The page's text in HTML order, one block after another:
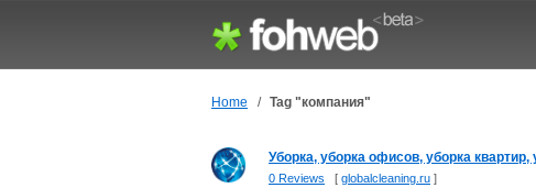
Home / Tag "компания"
Уборка, уборка офисов, уборка квартир,
0 Reviews [ globalcleaning.ru ]